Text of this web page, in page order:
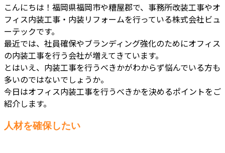
こんにちは！福岡県福岡市や糟屋郡で、事務所改装工事やオ
フィス内装工事・内装リフォームを行っている株式会社ビュ
ーテックです。
最近では、社員確保やブランディング強化のためにオフィス
の内装工事を行う会社が増えてきています。
とはいえ、内装工事を行うべきかがわからず悩んでいる方も
多いのではないでしょうか。
今日はオフィス内装工事を行うべきかを決めるポイントをご
紹介します。
人材を確保したい